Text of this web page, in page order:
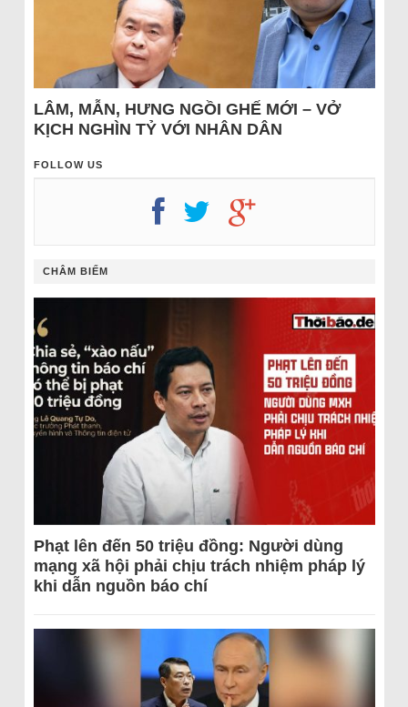
LÂM, MẪN, HƯNG NGỒI GHẾ MỚI – VỞ
KỊCH NGHÌN TỶ VỚI NHÂN DÂN
FOLLOW US
CHÂM BIẾM
Phạt lên đến 50 triệu đồng: Người dùng
mạng xã hội phải chịu trách nhiệm pháp lý
khi dẫn nguồn báo chí